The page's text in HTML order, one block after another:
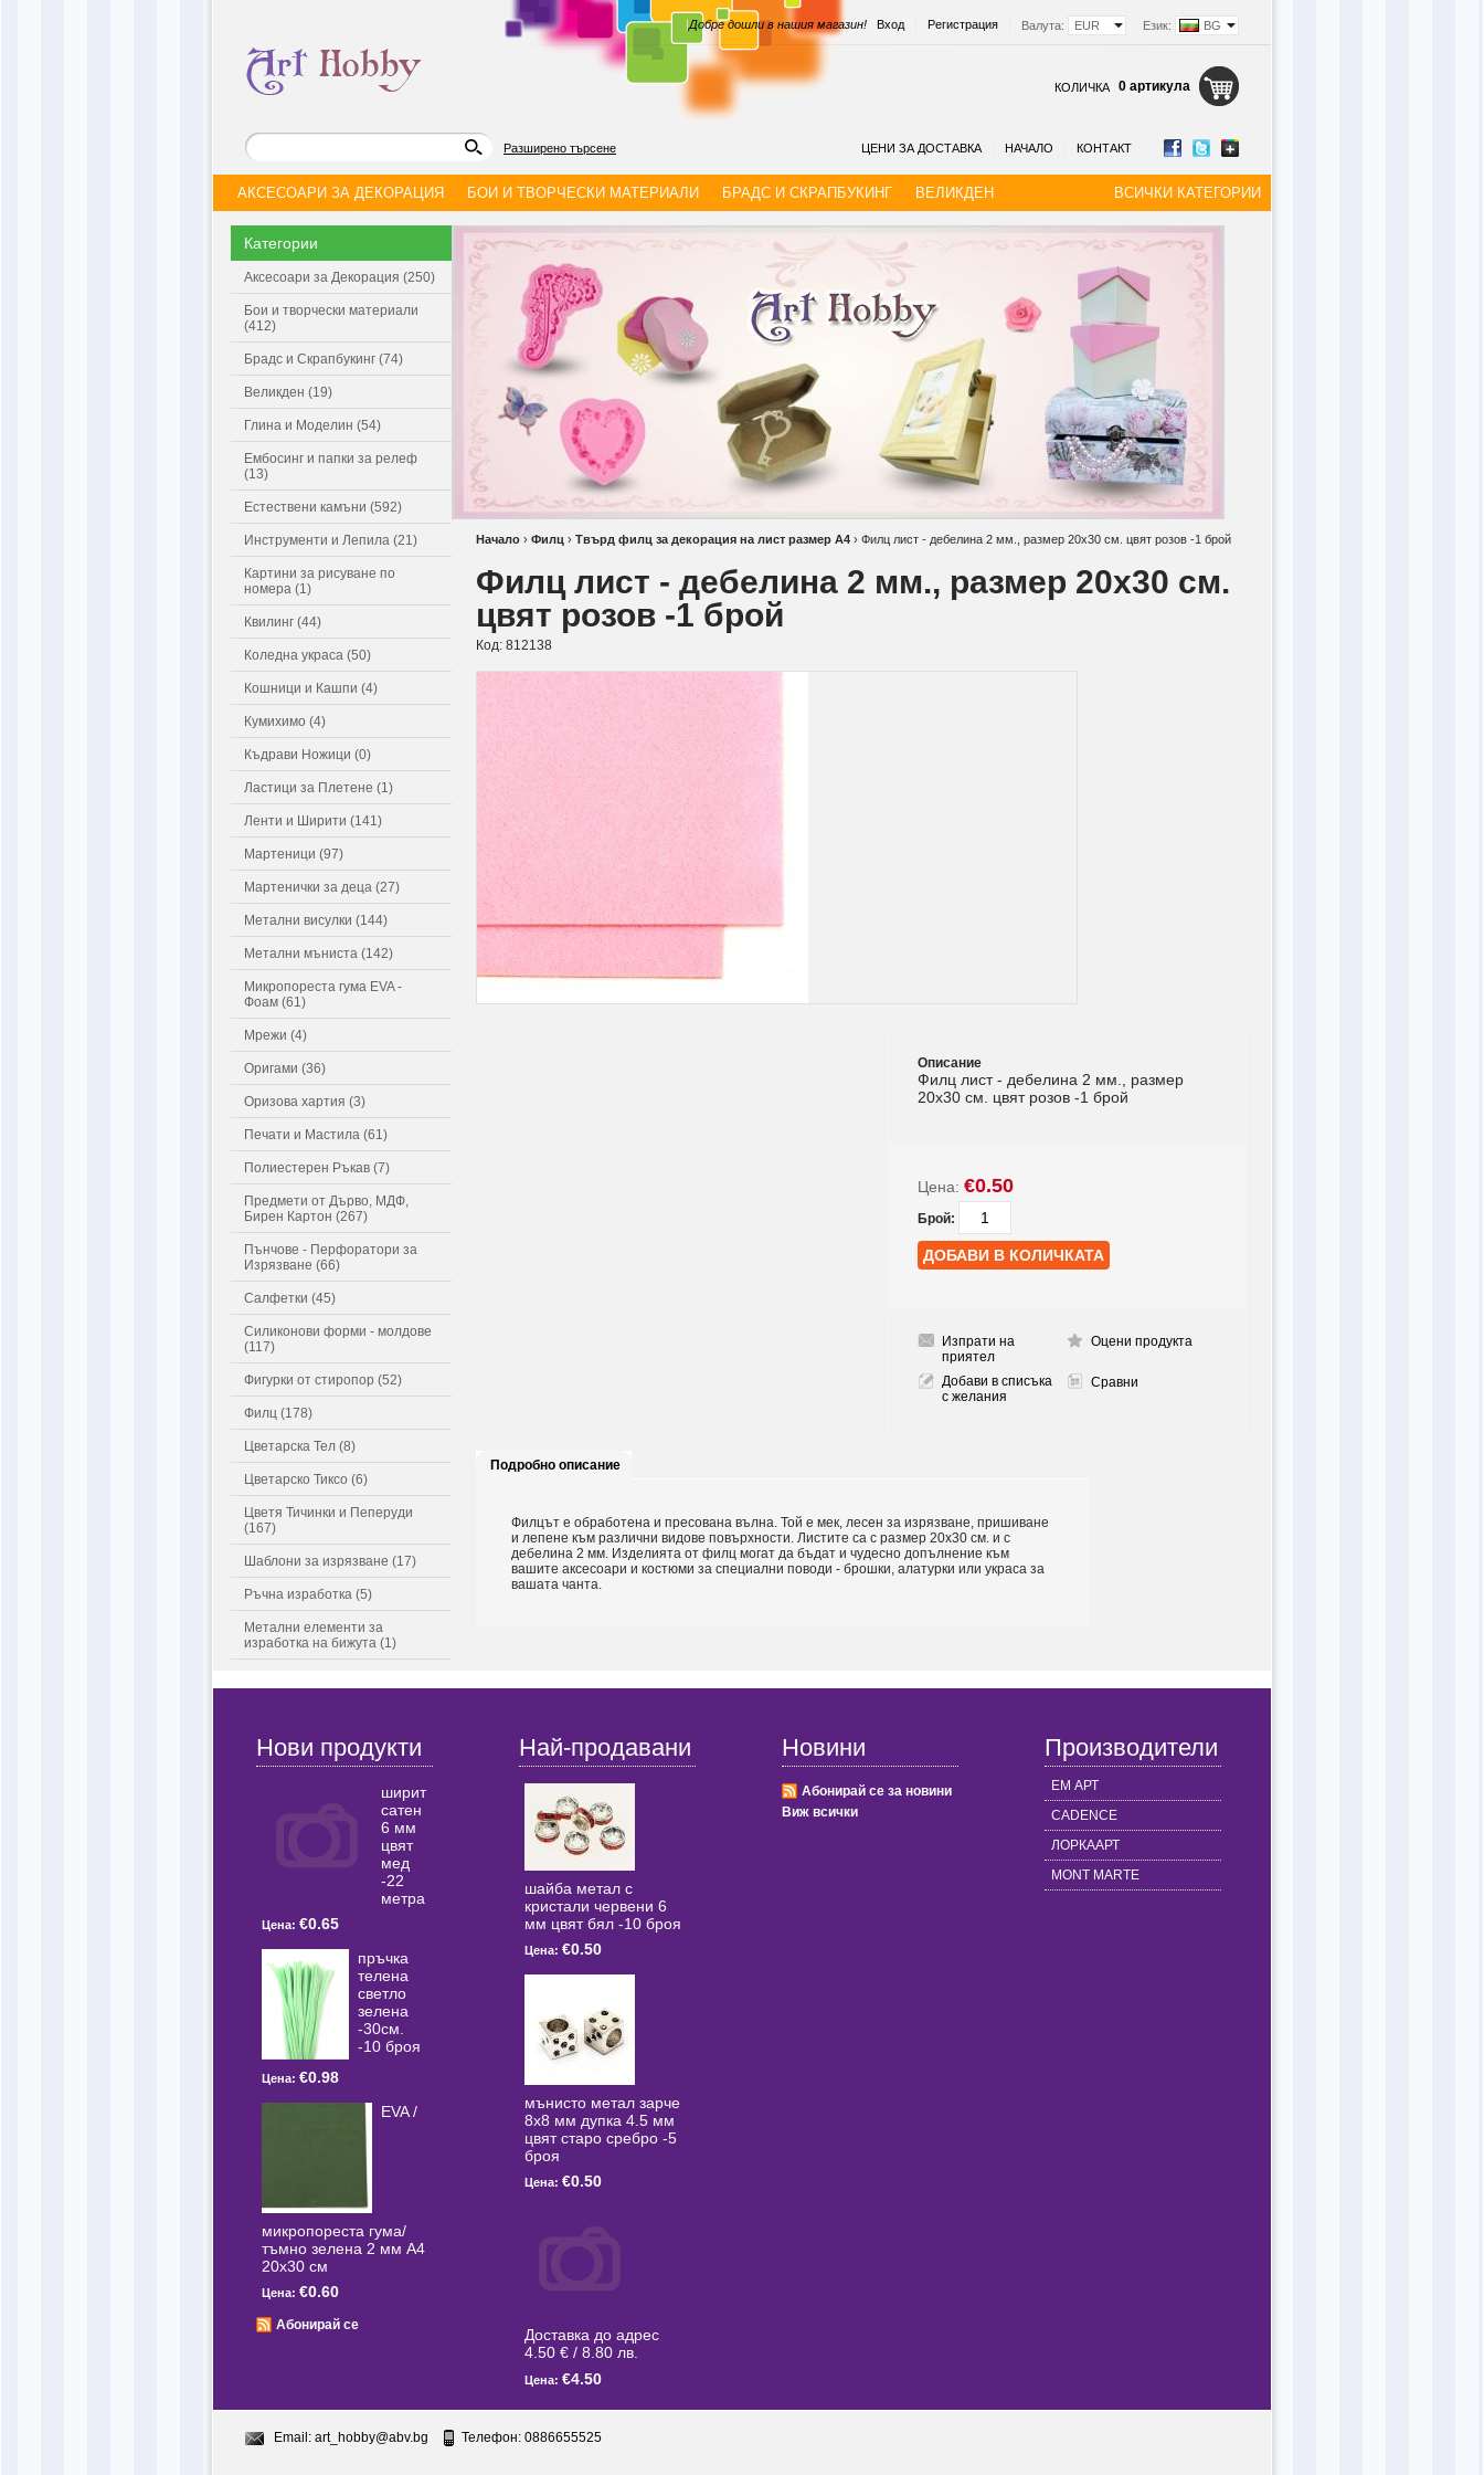
Език: BG
Валута: EUR
Вход Регистрация
Добре дошли в нашия магазин!
|
КОЛИЧКА 0 артикула
Разширено търсене ЦЕНИ ЗА ДОСТАВКА НАЧАЛО КОНТАКТ
АКСЕСОАРИ ЗА ДЕКОРАЦИЯ БОИ И ТВОРЧЕСКИ МАТЕРИАЛИ БРАДС И СКРАПБУКИНГ ВЕЛИКДЕН ВСИЧКИ КАТЕГОРИИ
Категории
Аксесоари за Декорация (250)
Бои и творчески материали
(412)
Брадс и Скрапбукинг (74)
Великден (19)
Глина и Моделин (54)
Ембосинг и папки за релеф
(13)
Естествени камъни (592)
Инструменти и Лепила (21)
Картини за рисуване по
номера (1)
Квилинг (44)
Коледна украса (50)
Кошници и Кашпи (4)
Кумихимо (4)
Къдрави Ножици (0)
Ластици за Плетене (1)
Ленти и Ширити (141)
Мартеници (97)
Мартенички за деца (27)
Метални висулки (144)
Метални мъниста (142)
Микропореста гума EVA -
Фоам (61)
Мрежи (4)
Оригами (36)
Оризова хартия (3)
Печати и Мастила (61)
Полиестерен Ръкав (7)
Предмети от Дърво, МДФ,
Бирен Картон (267)
Пънчове - Перфоратори за
Изрязване (66)
Салфетки (45)
Силиконови форми - молдове
(117)
Фигурки от стиропор (52)
Филц (178)
Цветарска Тел (8)
Цветарско Тиксо (6)
Цветя Тичинки и Пеперуди
(167)
Шаблони за изрязване (17)
Ръчна изработка (5)
Метални елементи за
изработка на бижута (1)
Начало › Филц › Твърд филц за декорация на лист размер А4 › Филц лист - дебелина 2 мм., размер 20x30 см. цвят розов -1 брой
Филц лист - дебелина 2 мм., размер 20x30 см.
цвят розов -1 брой
Код: 812138
Описание
Филц лист - дебелина 2 мм., размер
20x30 см. цвят розов -1 брой
Цена: €0.50
Брой:
Изпрати на
приятел
Оцени продукта
Добави в списъка
с желания
Сравни
Подробно описание
Филцът е обработена и пресована вълна. Той е мек, лесен за изрязване, пришиване
и лепене към различни видове повърхности. Листите са с размер 20х30 см. и с
дебелина 2 мм. Изделията от филц могат да бъдат и чудесно допълнение към
вашите аксесоари и костюми за специални поводи - брошки, алатурки или украса за
вашата чанта.
Нови продукти
ширит
сатен
6 мм
цвят
мед
-22
метра
Цена: €0.65
пръчка
телена
светлo
зелена
-30см.
-10 броя
Цена: €0.98
EVA /
микропореста гума/
тъмно зелена 2 мм А4
20x30 см
Цена: €0.60
Абонирай се
Най-продавани
шайба метал с
кристали червени 6
мм цвят бял -10 броя
Цена: €0.50
мънисто метал зарче
8x8 мм дупка 4.5 мм
цвят старо сребро -5
броя
Цена: €0.50
Доставка до адрес
4.50 € / 8.80 лв.
Цена: €4.50
Новини
Абонирай се за новини
Виж всички
Производители
ЕМ АРТ
CADENCE
ЛОРКААРТ
MONT MARTE
Email: art_hobby@abv.bg Телефон: 0886655525